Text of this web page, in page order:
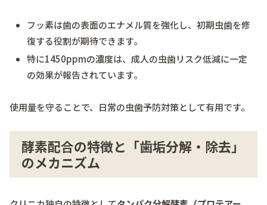
フッ素は歯の表面のエナメル質を強化し、初期虫歯を修
復する役割が期待できます。
特に1450ppmの濃度は、成人の虫歯リスク低減に一定
の効果が報告されています。
使用量を守ることで、日常の虫歯予防対策として有用です。
酵素配合の特徴と「歯垢分解・除去」
のメカニズム